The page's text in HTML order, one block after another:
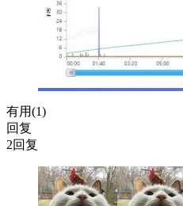
有用(1)
回复
2回复